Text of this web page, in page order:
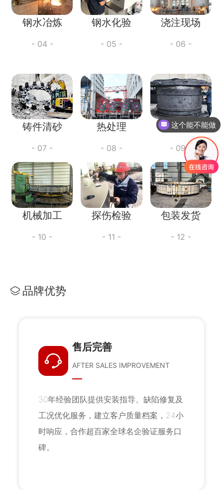
钢水冶炼
- 04 -
钢水化验
- 05 -
浇注现场
- 06 -
包装发货
- 12 -
探伤检验
- 11 -
机械加工
- 10 -
精整打磨
- 09 -
热处理
- 08 -
铸件清砂
- 07 -
品牌优势
售后完善
AFTER SALES IMPROVEMENT
30年经验团队提供安装指导、缺陷修复及
工况优化服务，建立客户质量档案，24小
时响应，合作超百家全球名企验证服务口
碑。
这个能不能做